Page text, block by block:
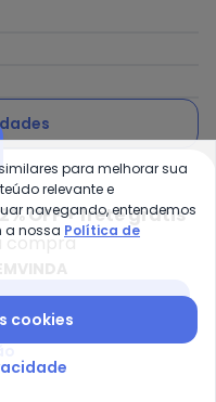
com a nossa Política
Ltda / CNPJ:
Badenfurt -
OFF + frete grátis
compra
para melhorar sua
relevante e
navegando, entendemos
a nossa Política de
cookies